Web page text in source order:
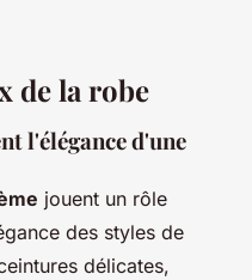
de la robe
l'élégance d'une
jouent un rôle
des styles de
délicates,